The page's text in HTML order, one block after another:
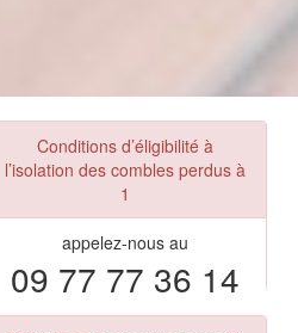
Conditions d’éligibilité à
l’isolation des combles perdus à
1
appelez-nous au
09 77 77 36 14